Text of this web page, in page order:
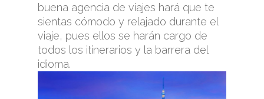
buena agencia de viajes hará que te
sientas cómodo y relajado durante el
viaje, pues ellos se harán cargo de
todos los itinerarios y la barrera del
idioma.